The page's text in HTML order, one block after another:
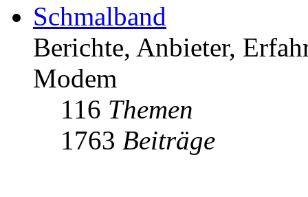
Schmalband
Berichte, Anbieter,
Modem
116 Themen
1763 Beiträge